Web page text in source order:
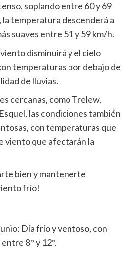
soplando entre 60 y 69
la temperatura descenderá a
suaves entre 51 y 59 km/h.
disminuirá y el cielo
temperaturas por debajo de
de lluvias.
cercanas, como Trelew,
las condiciones también
con temperaturas que
viento que afectarán la
bien y mantenerte
frío!
Día frío y ventoso, con
8° y 12°.